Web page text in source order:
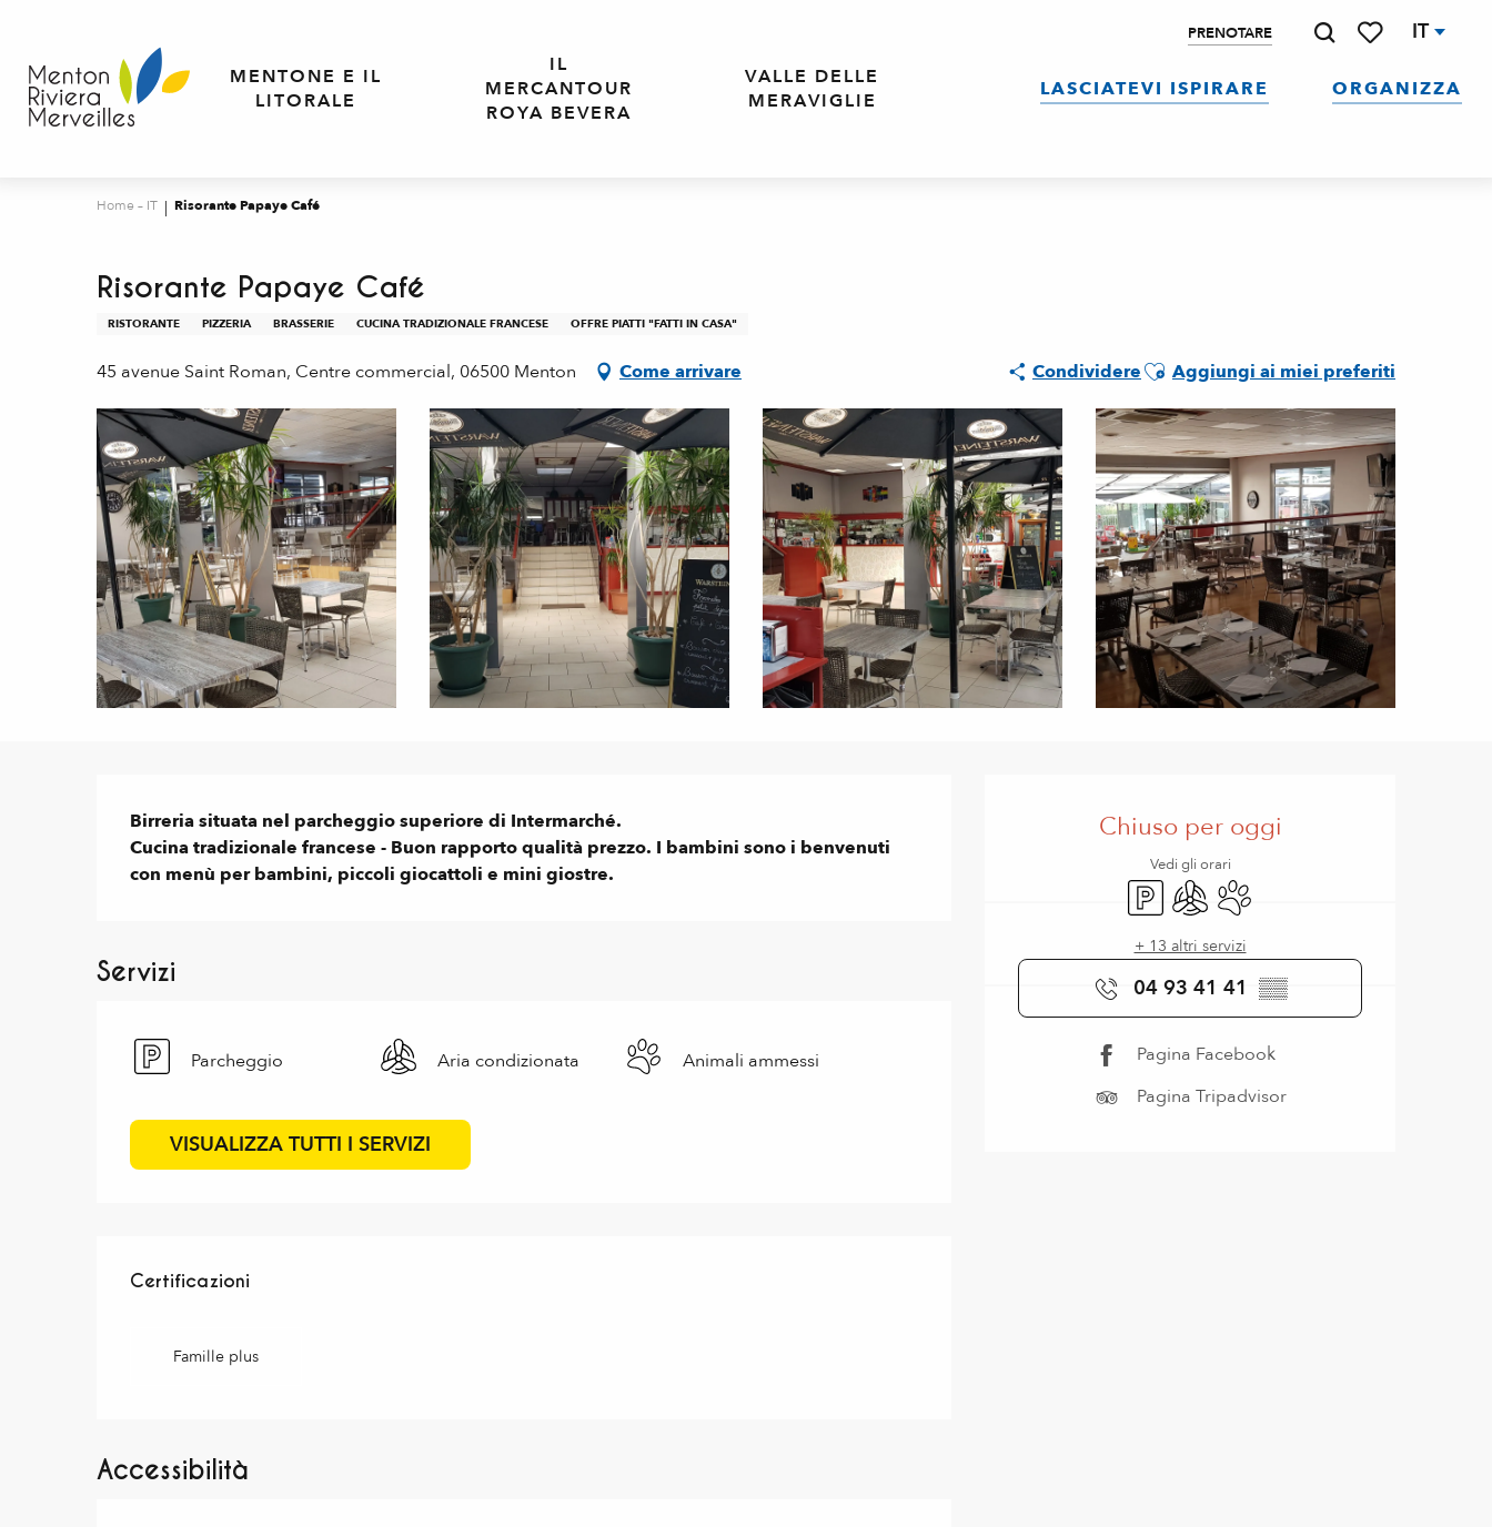
contenu
principal
PRENOTARE IT
MENTONE E IL
LITORALE
IL
MERCANTOUR
ROYA BEVERA
VALLE DELLE
MERAVIGLIE
LASCIATEVI ISPIRARE ORGANIZZA
Home – IT Risorante Papaye Café
Risorante Papaye Café
RISTORANTE PIZZERIA BRASSERIE CUCINA TRADIZIONALE FRANCESE OFFRE PIATTI "FATTI IN CASA"
45 avenue Saint Roman, Centre commercial, 06500 Menton Come arrivare CondividereAjouter aux favoris
Aggiungi ai miei preferiti
Chiuso per oggi
Vedi gli orari
ParcheggioAria condizionata
Animali ammessi
+ 13 altri servizi
04 93 41 41 ▒▒
Pagina Facebook
Pagina Tripadvisor
Descrizione
Birreria situata nel parcheggio superiore di Intermarché.
Cucina tradizionale francese - Buon rapporto qualità prezzo. I bambini sono i benvenuti
con menù per bambini, piccoli giocattoli e mini giostre.
Servizi
Parcheggio Aria condizionata Animali ammessi
VISUALIZZA TUTTI I SERVIZI
Offerte di prestazioni
Certificazioni
Certificazioni
Famille plus
Accessibilità